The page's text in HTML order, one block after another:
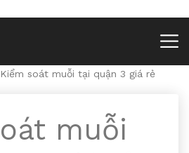
Kiểm soát muỗi tại quận 3 giá rẻ
muỗi